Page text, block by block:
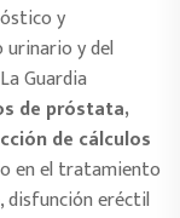
y
y del
Guardia
de próstata,
de cálculos
en el tratamiento
disfunción eréctil